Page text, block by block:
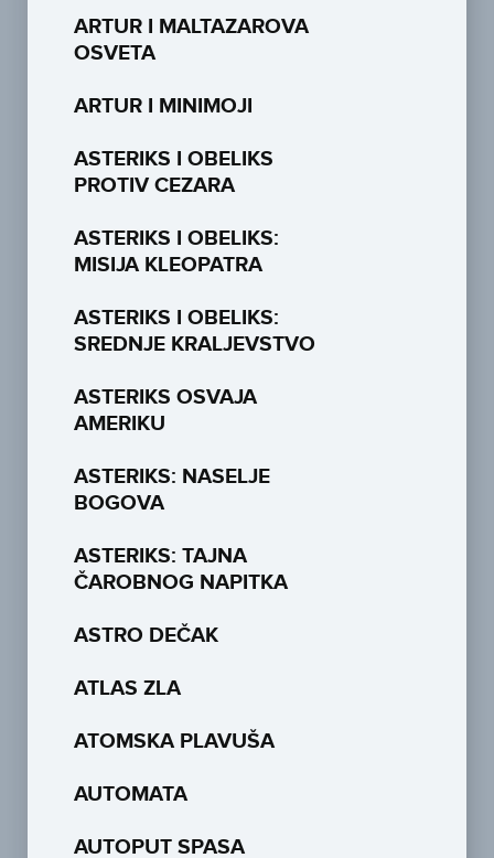
ARTUR I MALTAZAROVA
OSVETA
ARTUR I MINIMOJI
ASTERIKS I OBELIKS
PROTIV CEZARA
ASTERIKS I OBELIKS:
MISIJA KLEOPATRA
ASTERIKS I OBELIKS:
SREDNJE KRALJEVSTVO
ASTERIKS OSVAJA
AMERIKU
ASTERIKS: NASELJE
BOGOVA
ASTERIKS: TAJNA
ČAROBNOG NAPITKA
ASTRO DEČAK
ATLAS ZLA
ATOMSKA PLAVUŠA
AUTOMATA
AUTOPUT SPASA